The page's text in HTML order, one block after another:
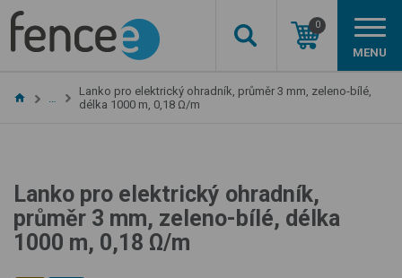
0
MENU
…
Lanko pro elektrický ohradník, průměr 3 mm, zeleno-bílé,
délka 1000 m, 0,18 Ω/m
Lanko pro elektrický ohradník,
průměr 3 mm, zeleno-bílé, délka
1000 m, 0,18 Ω/m